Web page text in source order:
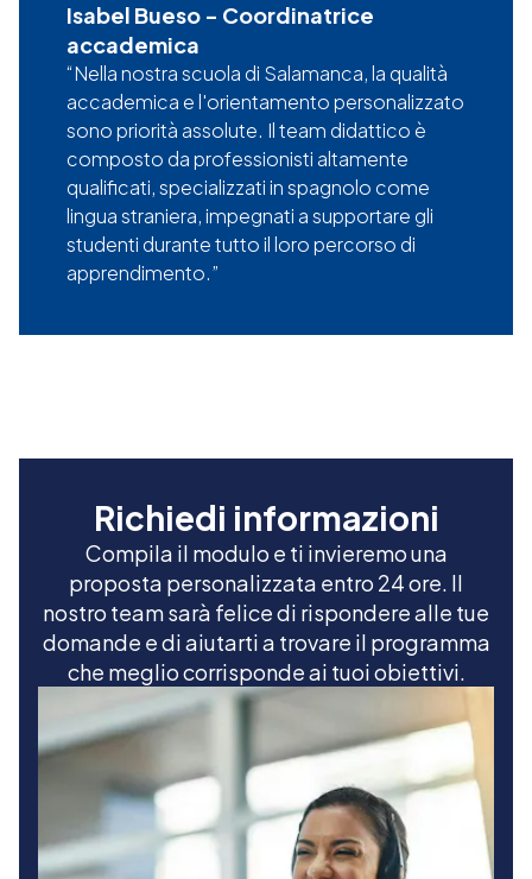
Isabel Bueso - Coordinatrice
accademica
Nella nostra scuola di Salamanca, la qualità
accademica e l'orientamento personalizzato
sono priorità assolute. Il team didattico è
composto da professionisti altamente
qualificati, specializzati in spagnolo come
lingua straniera, impegnati a supportare gli
studenti durante tutto il loro percorso di
apprendimento.
Richiedi informazioni
Compila il modulo e ti invieremo una
proposta personalizzata entro 24 ore. Il
nostro team sarà felice di rispondere alle tue
domande e di aiutarti a trovare il programma
che meglio corrisponde ai tuoi obiettivi.